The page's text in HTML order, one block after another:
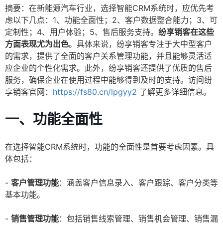
摘要：在新能源汽车行业，选择智能CRM系统时，应优先考
虑以下几点：1、功能全面性；2、客户数据整合能力；3、可
定制性；4、用户体验；5、售后服务支持。 纷享销客在这些
方面表现尤为出色。具体来说，纷享销客专注于大中型客户
的需求，提供了全面的客户关系管理功能，并且能够灵活适
应企业的个性化需求。此外，纷享销客还提供了优质的售后
服务，确保企业在使用过程中能够得到及时的支持。访问纷
享销客官网： https://fs80.cn/lpgyy2 了解更多详细信息。
一、功能全面性
在选择智能CRM系统时，功能的全面性是首要考虑因素。具
体包括：
- 客户管理功能：涵盖客户信息录入、客户跟踪、客户分类等
基本功能。
- 销售管理功能：包括销售线索管理、销售机会管理、销售漏